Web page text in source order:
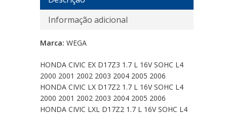
Informação adicional
Marca: WEGA
HONDA CIVIC EX D17Z3 1.7 L 16V SOHC L4
2000 2001 2002 2003 2004 2005 2006
HONDA CIVIC LX D17Z2 1.7 L 16V SOHC L4
2000 2001 2002 2003 2004 2005 2006
HONDA CIVIC LXL D17Z2 1.7 L 16V SOHC L4